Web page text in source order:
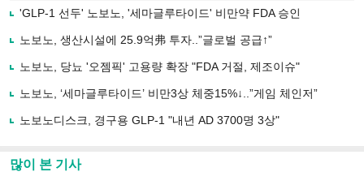
로
기
사
유
기
'GLP-1 선두' 노보노, '세마글루타이드' 비만약 FDA 승인
노보노, 생산시설에 25.9억弗 투자..”글로벌 공급↑”
노보노, 당뇨 '오젬픽' 고용량 확장 "FDA 거절, 제조이슈"
노보노, ‘세마글루타이드’ 비만3상 체중15%↓..”게임 체인저”
노보노디스크, 경구용 GLP-1 "내년 AD 3700명 3상"
많이 본 기사